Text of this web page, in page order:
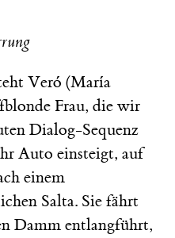
Veró (María
Frau, die wir
Dialog-Sequenz
Auto einsteigt, auf
einem
Salta. Sie fährt
Damm entlangführt,